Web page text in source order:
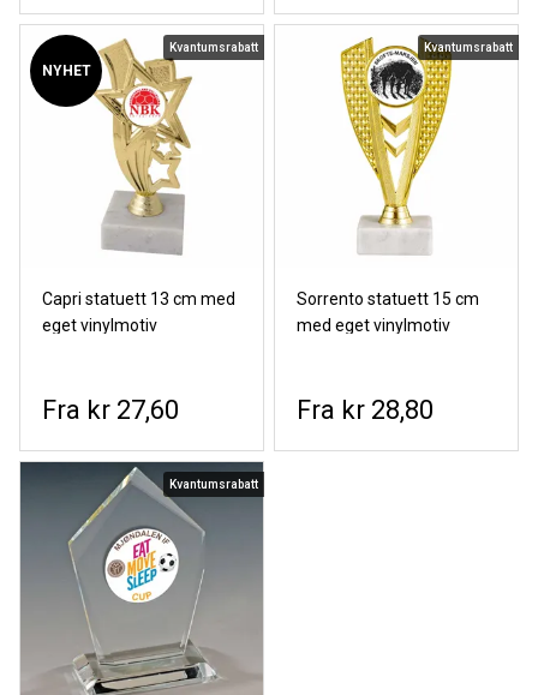
NYHET
Kvantumsrabatt
Capri statuett 13 cm med
eget vinylmotiv
kr 27,60
Kvantumsrabatt
Sorrento statuett 15 cm
med eget vinylmotiv
kr 28,80
Kvantumsrabatt